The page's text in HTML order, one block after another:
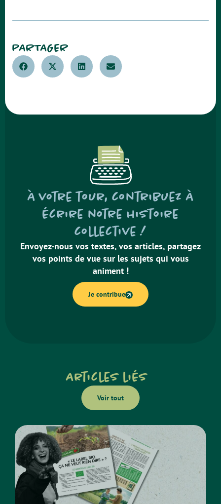
PARTAGER
À votre tour, contribuez à
écrire notre histoire
collective !
Envoyez-nous vos textes, vos articles, partagez
vos points de vue sur les sujets qui vous
animent !
Je contribue
Articles liés
Voir tout